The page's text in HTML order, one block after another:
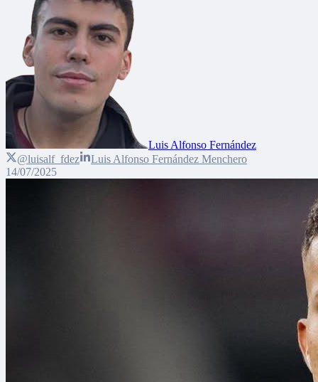
Luis Alfonso Fernández
@luisalf_fdez
Luis Alfonso Fernández Menchero
14/07/2025